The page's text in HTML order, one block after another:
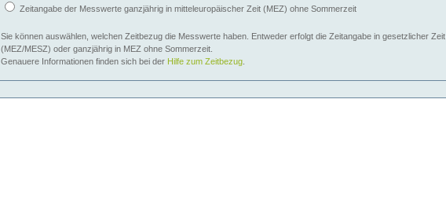
Zeitangabe der Messwerte ganzjährig in mitteleuropäischer Zeit (MEZ) ohne Sommerzeit
Sie können auswählen, welchen Zeitbezug die Messwerte haben. Entweder erfolgt die Zeitangabe in gesetzlicher Zeit
(MEZ/MESZ) oder ganzjährig in MEZ ohne Sommerzeit.
Genauere Informationen finden sich bei der Hilfe zum Zeitbezug